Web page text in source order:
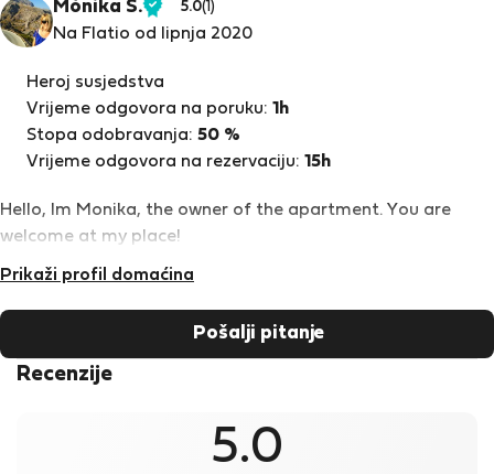
Mónika S.
Provjereni
najmodavac
5.0(1)
Na Flatio od lipnja 2020
Hello, Im Monika, the owner of the apartment. You are
welcome at my place!
Prikaži profil domaćina
Heroj susjedstva
Vrijeme odgovora na poruku: 1h
Stopa odobravanja: 50 %
Vrijeme odgovora na rezervaciju: 15h
Pošalji pitanje
Recenzije
5.0